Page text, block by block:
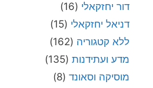
דור יחזקאלי (16)
דניאל יחזקאלי (15)
ללא קטגוריה (162)
מדע ועתידנות (135)
מוסיקה וסאונד (8)